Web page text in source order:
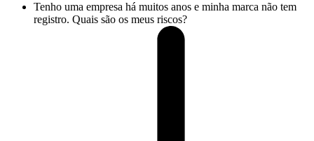
Tenho uma empresa há muitos anos e minha marca não tem
registro. Quais são os meus riscos?